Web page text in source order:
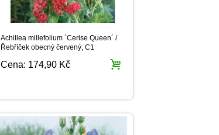
Achillea millefolium ´Cerise Queen´ /
Řebříček obecný červený, C1
Cena: 174,90 Kč